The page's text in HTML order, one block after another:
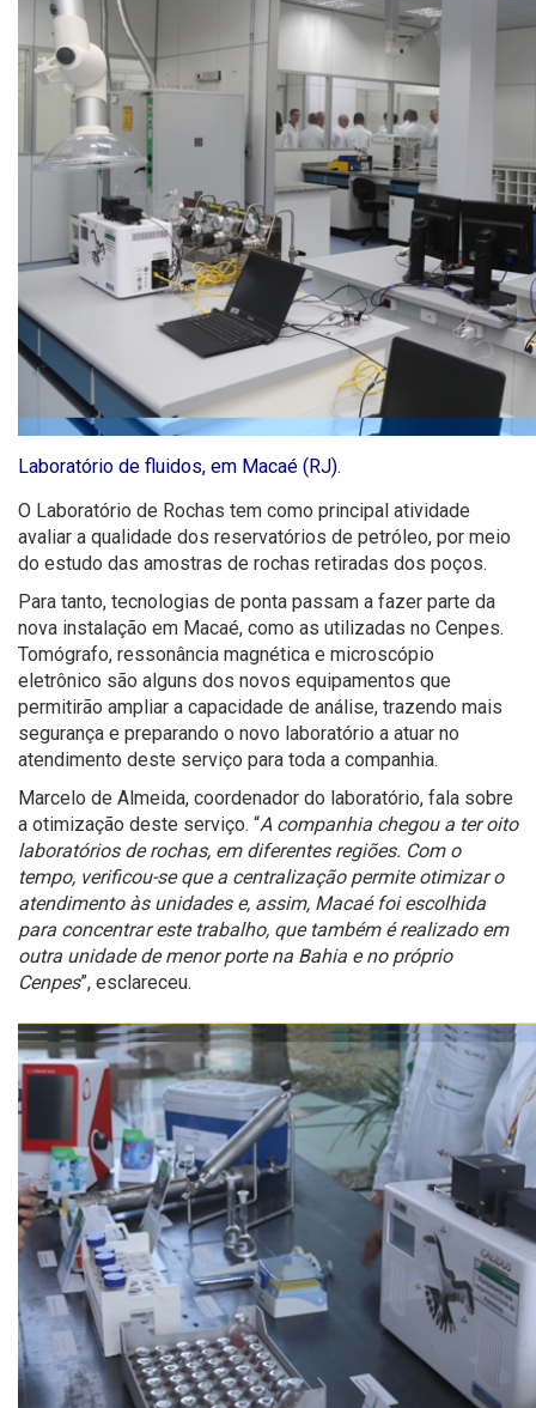
Laboratório de fluidos, em Macaé (RJ).
O Laboratório de Rochas tem como principal atividade
avaliar a qualidade dos reservatórios de petróleo, por meio
do estudo das amostras de rochas retiradas dos poços.
Para tanto, tecnologias de ponta passam a fazer parte da
nova instalação em Macaé, como as utilizadas no Cenpes.
Tomógrafo, ressonância magnética e microscópio
eletrônico são alguns dos novos equipamentos que
permitirão ampliar a capacidade de análise, trazendo mais
segurança e preparando o novo laboratório a atuar no
atendimento deste serviço para toda a companhia.
Marcelo de Almeida, coordenador do laboratório, fala sobre
a otimização deste serviço. “A companhia chegou a ter oito
laboratórios de rochas, em diferentes regiões. Com o
tempo, verificou-se que a centralização permite otimizar o
atendimento às unidades e, assim, Macaé foi escolhida
para concentrar este trabalho, que também é realizado em
outra unidade de menor porte na Bahia e no próprio
Cenpes”, esclareceu.